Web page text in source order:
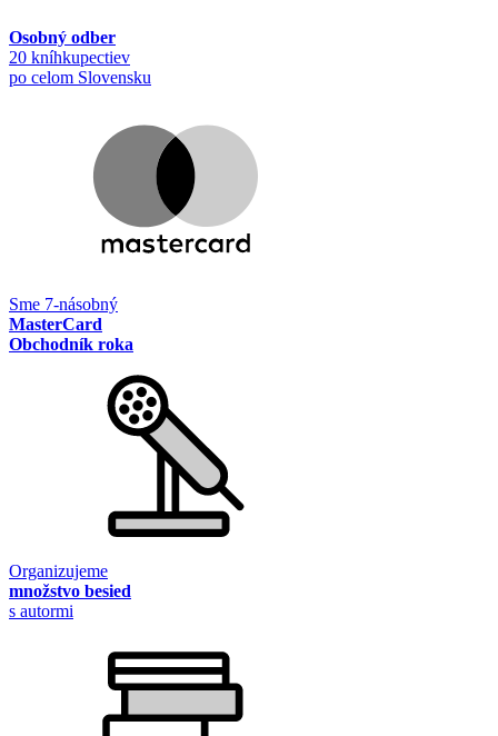
Osobný odber
20 kníhkupectiev
po celom Slovensku
Sme 7-násobný
MasterCard
Obchodník roka
Organizujeme
množstvo besied
s autormi